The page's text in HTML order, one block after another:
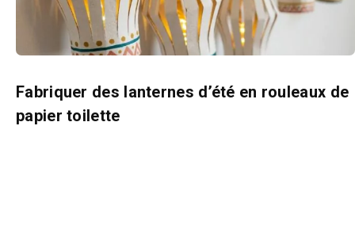
Fabriquer des lanternes d’été en rouleaux de
papier toilette